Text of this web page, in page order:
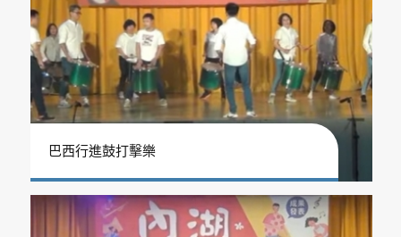
巴西行進鼓打擊樂